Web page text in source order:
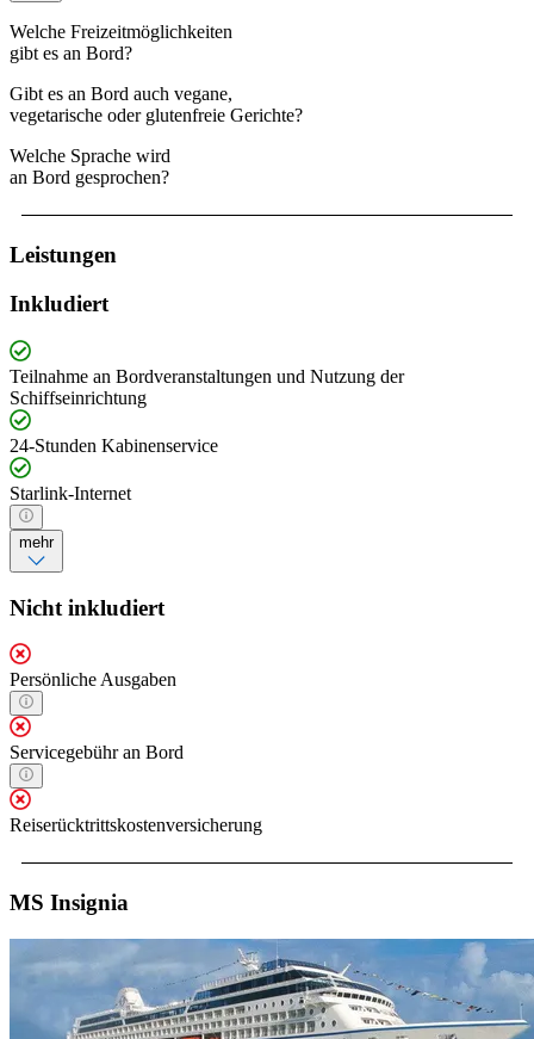
Welche Freizeitmöglichkeiten
gibt es an Bord?
Gibt es an Bord auch vegane,
vegetarische oder glutenfreie Gerichte?
Welche Sprache wird
an Bord gesprochen?
Leistungen
Inkludiert
Teilnahme an Bordveranstaltungen und Nutzung der
Schiffseinrichtung
24-Stunden Kabinenservice
Starlink-Internet
mehr
Nicht inkludiert
Persönliche Ausgaben
Servicegebühr an Bord
Reiserücktrittskostenversicherung
MS Insignia